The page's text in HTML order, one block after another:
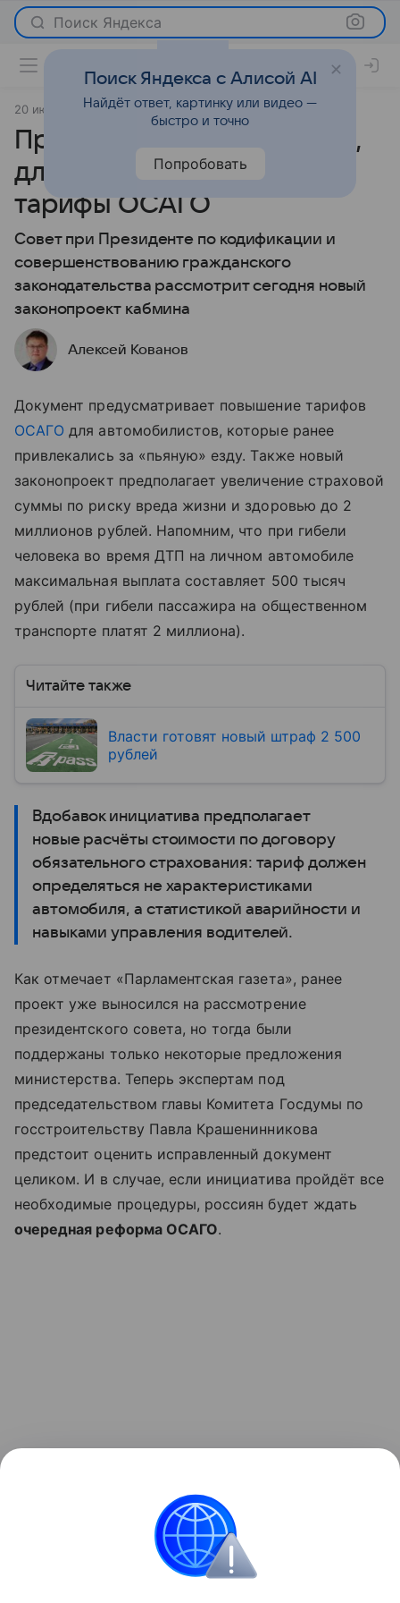
Поиск Яндекса
20 июня 2019 Новости
Правительство придумало,
для кого можно повысить
тарифы ОСАГО
Совет при Президенте по кодификации и
совершенствованию гражданского
законодательства рассмотрит сегодня новый
законопроект кабмина
Алексей Кованов
Документ предусматривает повышение тарифов
ОСАГО для автомобилистов, которые ранее
привлекались за «пьяную» езду. Также новый
законопроект предполагает увеличение страховой
суммы по риску вреда жизни и здоровью до 2
миллионов рублей. Напомним, что при гибели
человека во время ДТП на личном автомобиле
максимальная выплата составляет 500 тысяч
рублей (при гибели пассажира на общественном
транспорте платят 2 миллиона).
Читайте также
Власти готовят новый штраф 2 500
рублей
Вдобавок инициатива предполагает
новые расчёты стоимости по договору
обязательного страхования: тариф должен
определяться не характеристиками
автомобиля, а статистикой аварийности и
навыками управления водителей.
Как отмечает «Парламентская газета», ранее
проект уже выносился на рассмотрение
президентского совета, но тогда были
поддержаны только некоторые предложения
министерства. Теперь экспертам под
председательством главы Комитета Госдумы по
госстроительству Павла Крашенинникова
предстоит оценить исправленный документ
целиком. И в случае, если инициатива пройдёт все
необходимые процедуры, россиян будет ждать
очередная реформа ОСАГО.
Поиск Яндекса с Алисой AI
Найдёт ответ, картинку или видео —
быстро и точно
Попробовать